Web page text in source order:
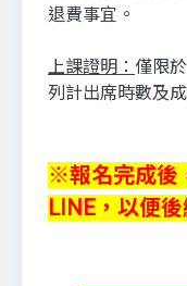
退費事宜。
上課證明： 僅限
列計出席時數及
※報名完成後
LINE，以便